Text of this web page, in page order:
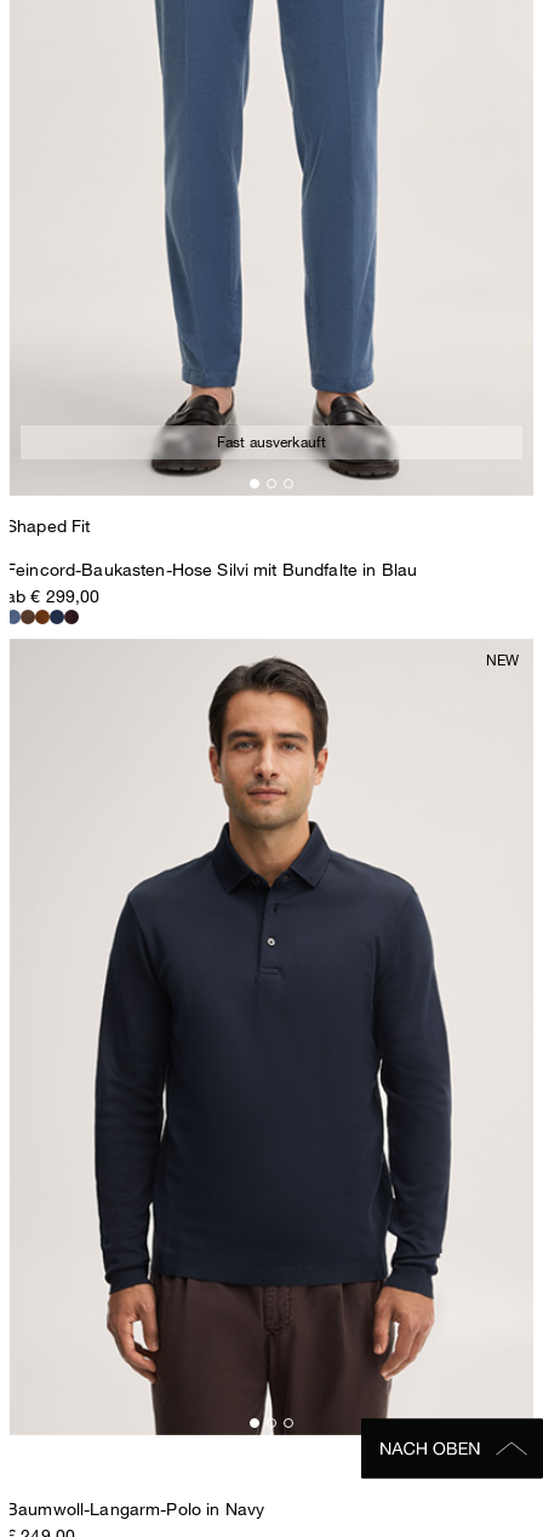
Fast ausverkauft
Shaped Fit
Feincord-Baukasten-Hose Silvi mit Bundfalte in Blau
ab € 299,00
Baumwoll-Langarm-Polo in Navy